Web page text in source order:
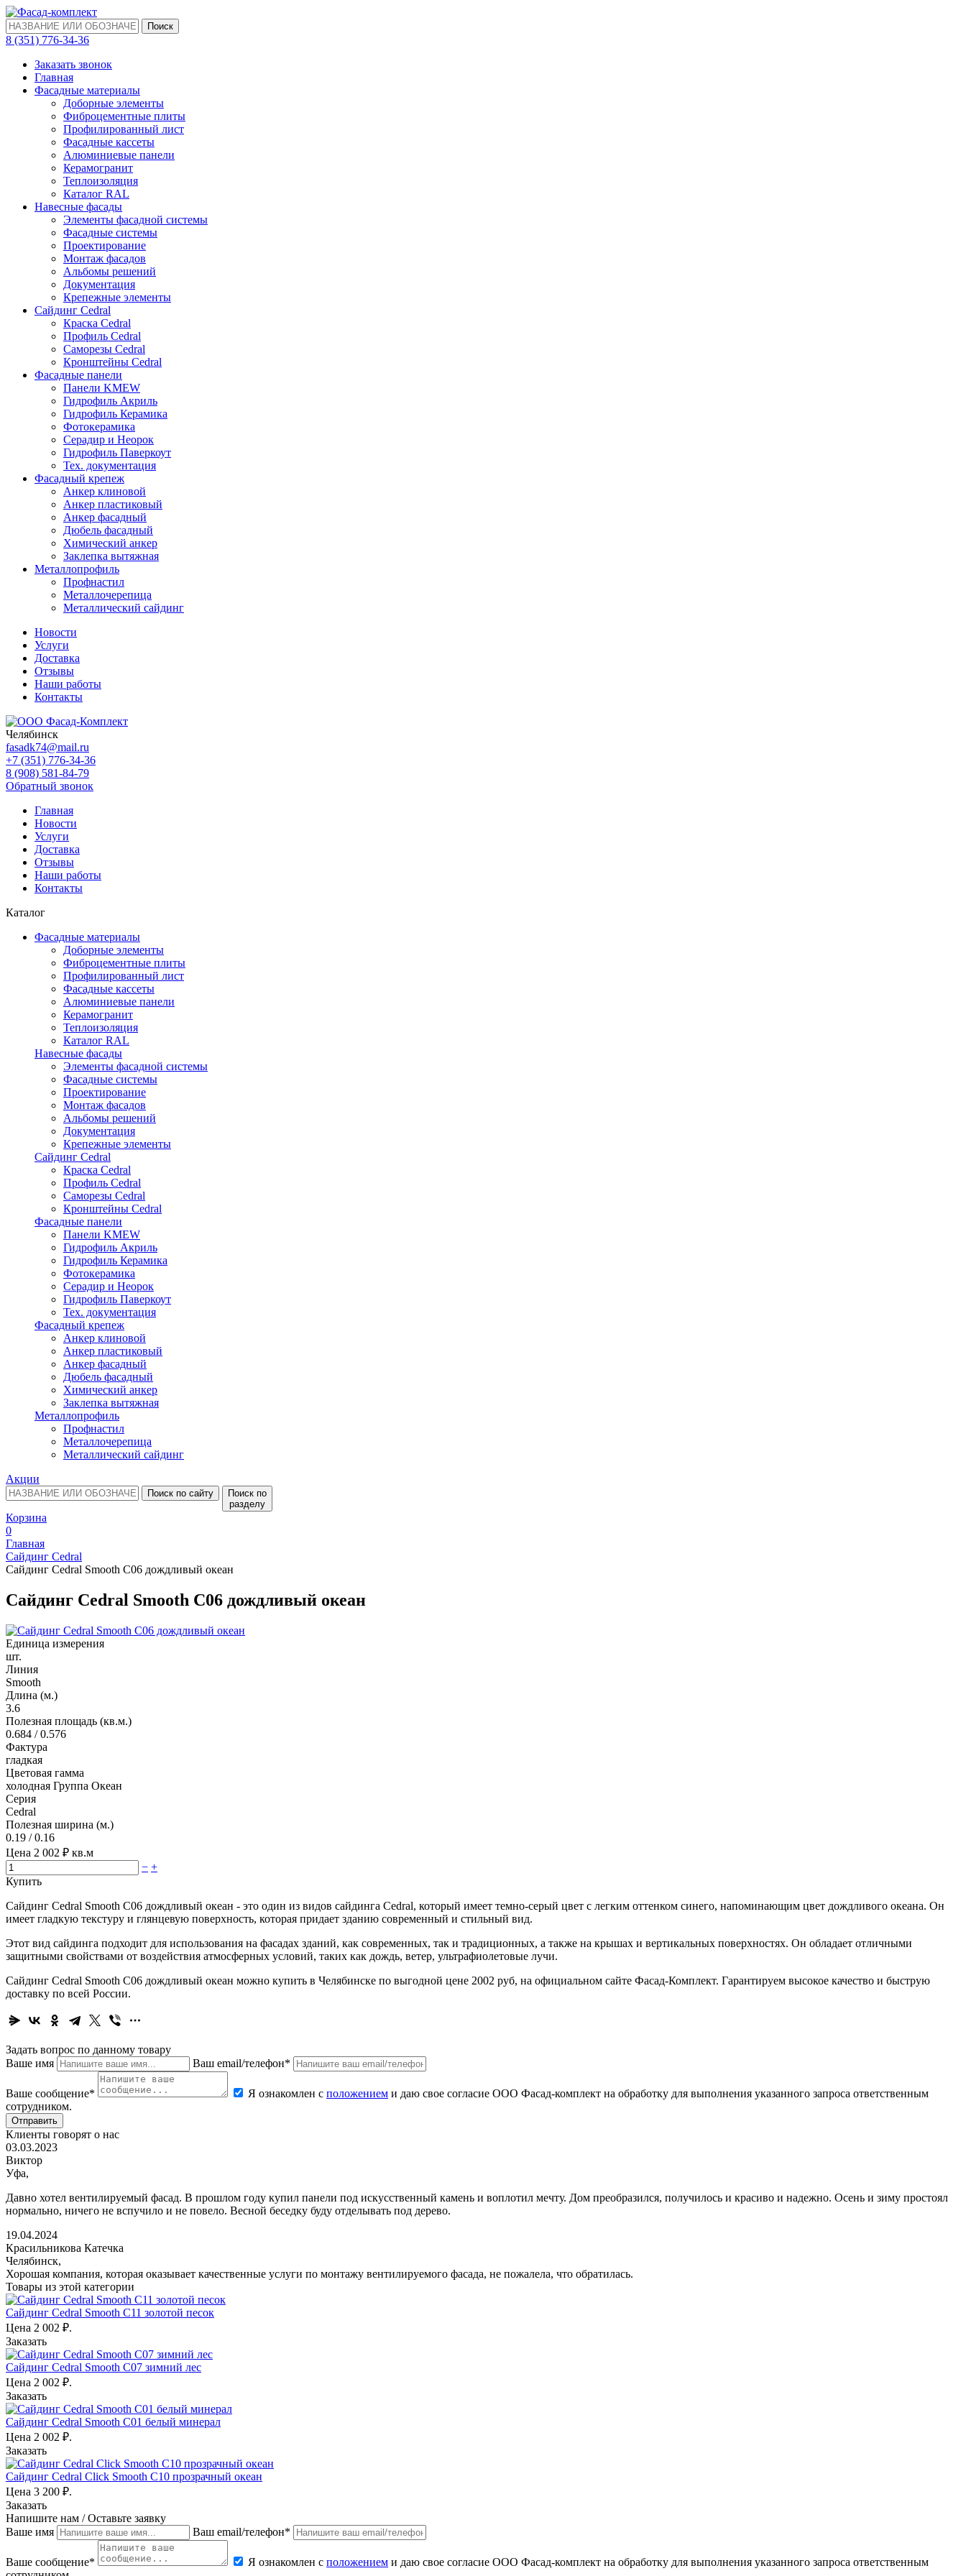
Поиск
‎8 (351) 776-34-36
Заказать звонок
Главная
Фасадные материалы
Доборные элементы
Фиброцементные плиты
Профилированный лист
Фасадные кассеты
Алюминиевые панели
Керамогранит
Теплоизоляция
Каталог RAL
Навесные фасады
Элементы фасадной системы
Фасадные системы
Проектирование
Монтаж фасадов
Альбомы решений
Документация
Крепежные элементы
Сайдинг Cedral
Краска Cedral
Профиль Cedral
Саморезы Cedral
Кронштейны Cedral
Фасадные панели
Панели KMEW
Гидрофиль Акриль
Гидрофиль Керамика
Фотокерамика
Серадир и Неорок
Гидрофиль Паверкоут
Тех. документация
Фасадный крепеж
Анкер клиновой
Анкер пластиковый
Анкер фасадный
Дюбель фасадный
Химический анкер
Заклепка вытяжная
Металлопрофиль
Профнастил
Металлочерепица
Металлический сайдинг
Новости
Услуги
Доставка
Отзывы
Наши работы
Контакты
Челябинск
fasadk74@mail.ru
+7 (351) 776-34-36
8 (908) 581-84-79
Обратный звонок
Главная
Новости
Услуги
Доставка
Отзывы
Наши работы
Контакты
Каталог
Фасадные материалы
Доборные элементы
Фиброцементные плиты
Профилированный лист
Фасадные кассеты
Алюминиевые панели
Керамогранит
Теплоизоляция
Каталог RAL
Навесные фасады
Элементы фасадной системы
Фасадные системы
Проектирование
Монтаж фасадов
Альбомы решений
Документация
Крепежные элементы
Сайдинг Cedral
Краска Cedral
Профиль Cedral
Саморезы Cedral
Кронштейны Cedral
Фасадные панели
Панели KMEW
Гидрофиль Акриль
Гидрофиль Керамика
Фотокерамика
Серадир и Неорок
Гидрофиль Паверкоут
Тех. документация
Фасадный крепеж
Анкер клиновой
Анкер пластиковый
Анкер фасадный
Дюбель фасадный
Химический анкер
Заклепка вытяжная
Металлопрофиль
Профнастил
Металлочерепица
Металлический сайдинг
Акции
Поиск по сайту
Поиск по
разделу
Корзина
0
Главная
Сайдинг Cedral
Сайдинг Cedral Smooth C06 дождливый океан
Сайдинг Cedral Smooth C06 дождливый океан
Единица измерения
шт.
Линия
Smooth
Длина (м.)
3.6
Полезная площадь (кв.м.)
0.684 / 0.576
Фактура
гладкая
Цветовая гамма
холодная Группа Океан
Серия
Cedral
Полезная ширина (м.)
0.19 / 0.16
Цена 2 002 ₽ кв.м
− +
Купить
Сайдинг Cedral Smooth C06 дождливый океан - это один из видов сайдинга Cedral, который имеет темно-серый цвет с легким оттенком синего, напоминающим цвет дождливого океана. Он
имеет гладкую текстуру и глянцевую поверхность, которая придает зданию современный и стильный вид.
Этот вид сайдинга подходит для использования на фасадах зданий, как современных, так и традиционных, а также на крышах и вертикальных поверхностях. Он обладает отличными
защитными свойствами от воздействия атмосферных условий, таких как дождь, ветер, ультрафиолетовые лучи.
Сайдинг Cedral Smooth C06 дождливый океан можно купить в Челябинске по выгодной цене 2002 руб, на официальном сайте Фасад-Комплект. Гарантируем высокое качество и быструю
доставку по всей России.
Задать вопрос по данному товару
Ваше имя
Ваш email/телефон*
Ваше сообщение* Я ознакомлен с положением и даю свое согласие ООО Фасад-комплект на обработку для выполнения указанного запроса ответственным
сотрудником.
Отправить
Клиенты говорят о нас
03.03.2023
Виктор
Уфа,
Давно хотел вентилируемый фасад. В прошлом году купил панели под искусственный камень и воплотил мечту. Дом преобразился, получилось и красиво и надежно. Осень и зиму простоял
нормально, ничего не вспучило и не повело. Весной беседку буду отделывать под дерево.
19.04.2024
Красильникова Катечка
Челябинск,
Хорошая компания, которая оказывает качественные услуги по монтажу вентилируемого фасада, не пожалела, что обратилась.
Товары из этой категории
Сайдинг Cedral Smooth C11 золотой песок
Цена 2 002 ₽.
Заказать
Сайдинг Cedral Smooth C07 зимний лес
Цена 2 002 ₽.
Заказать
Сайдинг Cedral Smooth C01 белый минерал
Цена 2 002 ₽.
Заказать
Сайдинг Cedral Click Smooth C10 прозрачный океан
Цена 3 200 ₽.
Заказать
Напишите нам / Оставьте заявку
Ваше имя
Ваш email/телефон*
Ваше сообщение* Я ознакомлен с положением и даю свое согласие ООО Фасад-комплект на обработку для выполнения указанного запроса ответственным